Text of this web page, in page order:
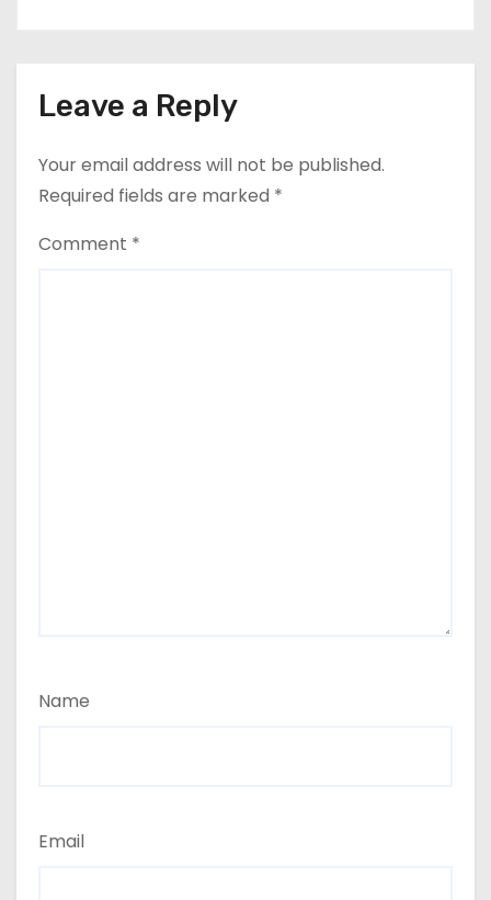
Leave a Reply
Your email address will not be published.
Required fields are marked *
Comment *
Name
Email